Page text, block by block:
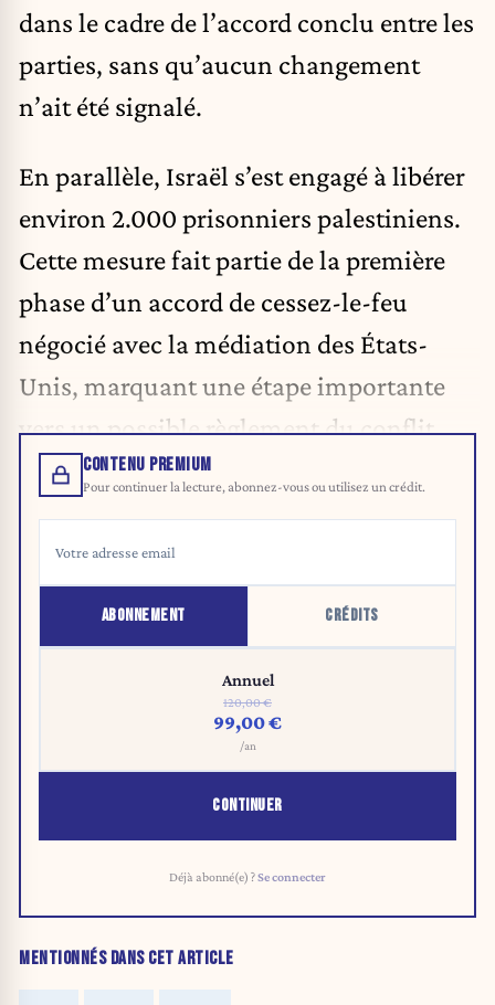
dans le cadre de l’accord conclu entre les
parties, sans qu’aucun changement
n’ait été signalé.
En parallèle, Israël s’est engagé à libérer
environ 2.000 prisonniers palestiniens.
Cette mesure fait partie de la première
phase d’un accord de cessez-le-feu
négocié avec la médiation des États-
Unis, marquant une étape importante
vers un possible règlement du conflit.
CONTENU PREMIUM
Pour continuer la lecture, abonnez-vous ou utilisez un crédit.
ABONNEMENT CRÉDITS
Annuel
120,00 €
99,00 €
/an
CONTINUER
Déjà abonné(e) ?Se connecter
MENTIONNÉS DANS CET ARTICLE